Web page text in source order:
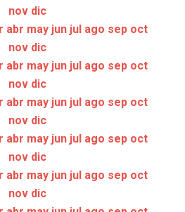
nov dic
abr may jun jul ago sep oct
nov dic
abr may jun jul ago sep oct
nov dic
abr may jun jul ago sep oct
nov dic
abr may jun jul ago sep oct
nov dic
abr may jun jul ago sep oct
nov dic